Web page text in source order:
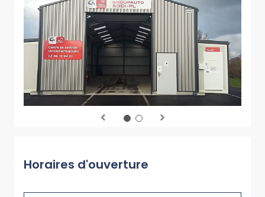
Horaires d'ouverture